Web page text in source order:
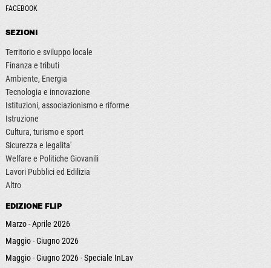
FACEBOOK
SEZIONI
Territorio e sviluppo locale
Finanza e tributi
Ambiente, Energia
Tecnologia e innovazione
Istituzioni, associazionismo e riforme
Istruzione
Cultura, turismo e sport
Sicurezza e legalita'
Welfare e Politiche Giovanili
Lavori Pubblici ed Edilizia
Altro
EDIZIONE FLIP
Marzo - Aprile 2026
Maggio - Giugno 2026
Maggio - Giugno 2026 - Speciale InLav